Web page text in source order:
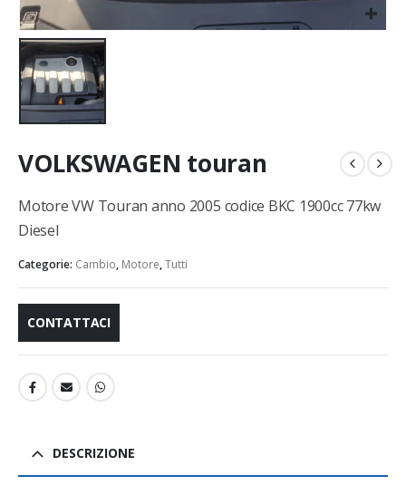
VOLKSWAGEN touran
Motore VW Touran anno 2005 codice BKC 1900cc 77kw
Diesel
Categorie: Cambio, Motore,Tutti
CONTATTACI
DESCRIZIONE